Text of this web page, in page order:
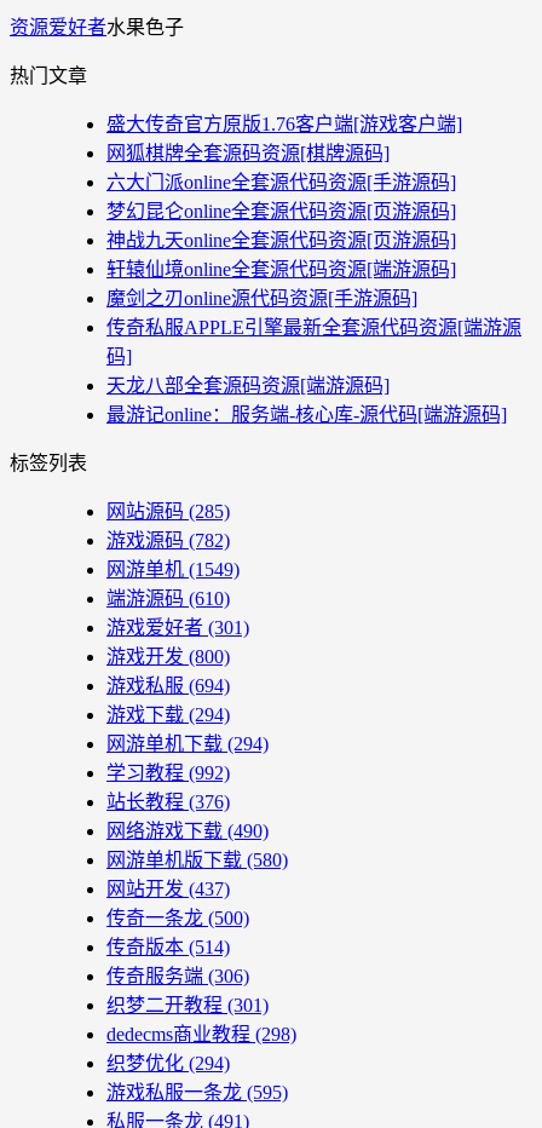
资源爱好者水果色子
热门文章
盛大传奇官方原版1.76客户端[游戏客户端]
网狐棋牌全套源码资源[棋牌源码]
六大门派online全套源代码资源[手游源码]
梦幻昆仑online全套源代码资源[页游源码]
神战九天online全套源代码资源[页游源码]
轩辕仙境online全套源代码资源[端游源码]
魔剑之刃online源代码资源[手游源码]
传奇私服APPLE引擎最新全套源代码资源[端游源
码]
天龙八部全套源码资源[端游源码]
最游记online：服务端-核心库-源代码[端游源码]
标签列表
网站源码 (285)
游戏源码 (782)
网游单机 (1549)
端游源码 (610)
游戏爱好者 (301)
游戏开发 (800)
游戏私服 (694)
游戏下载 (294)
网游单机下载 (294)
学习教程 (992)
站长教程 (376)
网络游戏下载 (490)
网游单机版下载 (580)
网站开发 (437)
传奇一条龙 (500)
传奇版本 (514)
传奇服务端 (306)
织梦二开教程 (301)
dedecms商业教程 (298)
织梦优化 (294)
游戏私服一条龙 (595)
私服一条龙 (491)